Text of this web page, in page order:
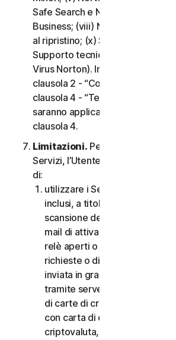
Safe Search e Norton Safe Web;
Business; (viii) Norton VPN; (ix)
al ripristino; (x) Social Media
Supporto tecnico (inclusa la
Virus Norton). In caso di conflitto
clausola 2 - “Condizioni Generali
clausola 4 - “Termini Specifici di
saranno applicabili le condizioni
clausola 4.
Limitazioni. Per quanto riguarda
Servizi, l’Utente non può, né può
di:
utilizzare i Servizi per scopi
inclusi, a titolo esemplificativo
scansione delle porte, invio di
mail di attivazione o
relè aperti o proxy aperti,
richieste o di qualsiasi
inviata in grandi quantità
tramite server di terzi, lancio
di carte di credito rubate,
con carta di credito, frodi
criptovaluta, occultamenti,